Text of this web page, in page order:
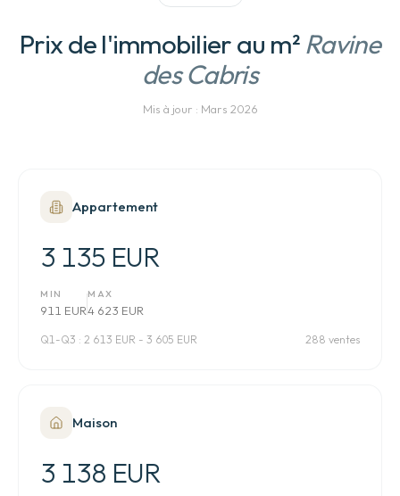
Prix de l'immobilier au m²Ravine
des Cabris
Mis à jour : Mars 2026
Appartement
3 135 EUR
MIN
911 EUR
MAX
4 623 EUR
Q1-Q3 : 2 613 EUR - 3 605 EUR 288 ventes
Maison
3 138 EUR